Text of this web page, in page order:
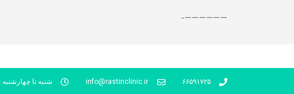
——————-
۶۶۵۹۱۷۲۵ info@rastinclinic.ir شنبه تا چهارشنبه 16- 21